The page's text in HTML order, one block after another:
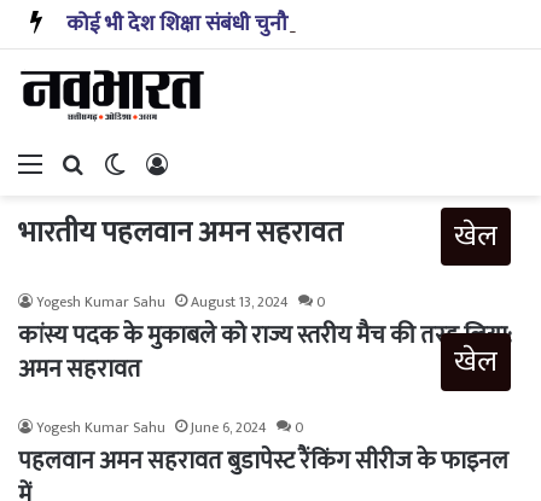
Menu Search forSwitch skin
भारतीय पहलवान अमन सहरावत खेल
Yogesh Kumar Sahu August 13, 2024 0
कांस्य पदक के मुकाबले को राज्य स्तरीय मैच की तरह लिया:
अमन सहरावत
खेल
Yogesh Kumar Sahu June 6, 2024 0
पहलवान अमन सहरावत बुडापेस्ट रैंकिंग सीरीज के फाइनल